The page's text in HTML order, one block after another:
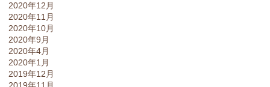
2020年12月
2020年11月
2020年10月
2020年9月
2020年4月
2020年1月
2019年12月